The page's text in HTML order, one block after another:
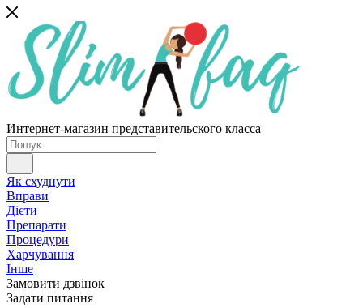
Интернет-магазин представительского класса
Як схуднути
Вправи
Дієти
Препарати
Процедури
Харчування
Інше
Замовити дзвінок
Задати питання